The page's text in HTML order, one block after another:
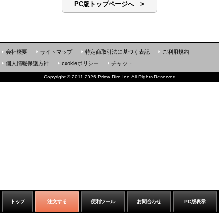
PC版トップページへ >
トップ 注文する 便利ツール お問合わせ PC版表示
会社概要 サイトマップ 特定商取引法に基づく表記
ご利用規約
個人情報保護方針
cookieポリシー チャット
Copyright ©2011-2026 Prima-Rire Inc. All Rights Reserved